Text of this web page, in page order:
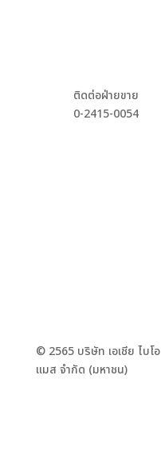
ติดต่อฝ่ายขาย
0-2415-0054
© 2565 บริษัท เอเชีย ไบโอ
แมส จำกัด (มหาชน)